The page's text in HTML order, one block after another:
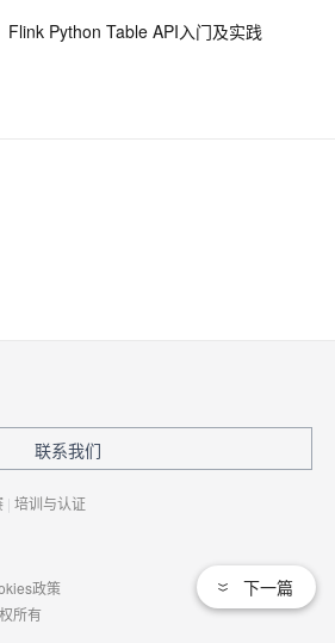
Flink Python Table API入门及实践
下一篇
联系我们
| 培训与认证
政策
所有